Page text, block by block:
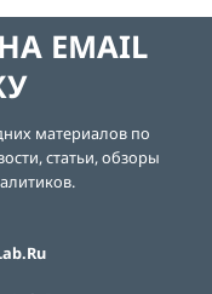
EMAIL
материалов по
статьи, обзоры